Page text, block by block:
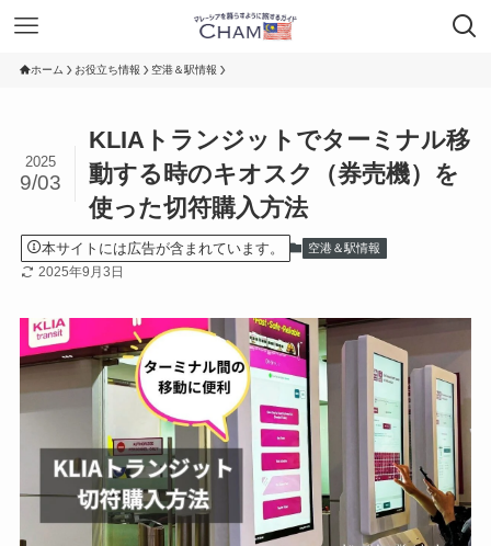
ホーム お役立ち情報 空港＆駅情報
KLIAトランジットでターミナル移
動する時のキオスク（券売機）を
使った切符購入方法
2025
9/03
本サイトには広告が含まれています。 空港＆駅情報
2025年9月3日